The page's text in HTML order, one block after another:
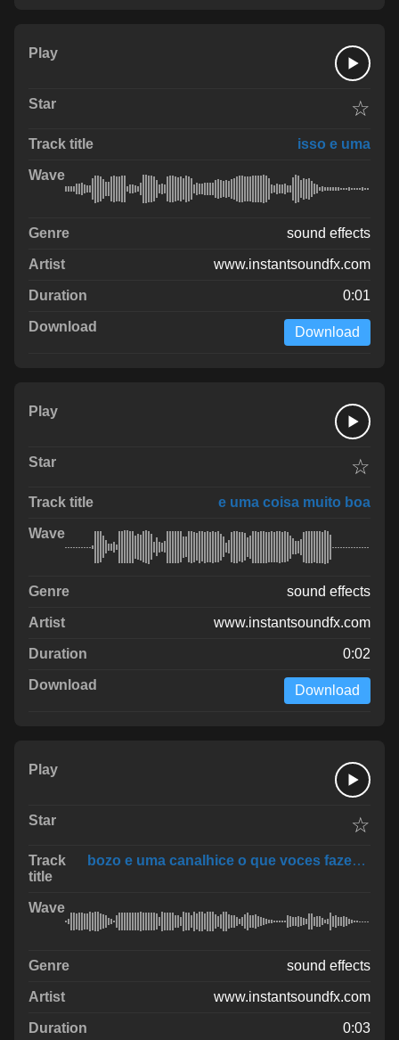
☆
isso e uma
sound effects
www.instantsoundfx.com
0:01
Download
☆
e uma coisa muito boa
sound effects
www.instantsoundfx.com
0:02
Download
☆
bozo e uma canalhice o que voces fazem 2019
sound effects
www.instantsoundfx.com
0:03